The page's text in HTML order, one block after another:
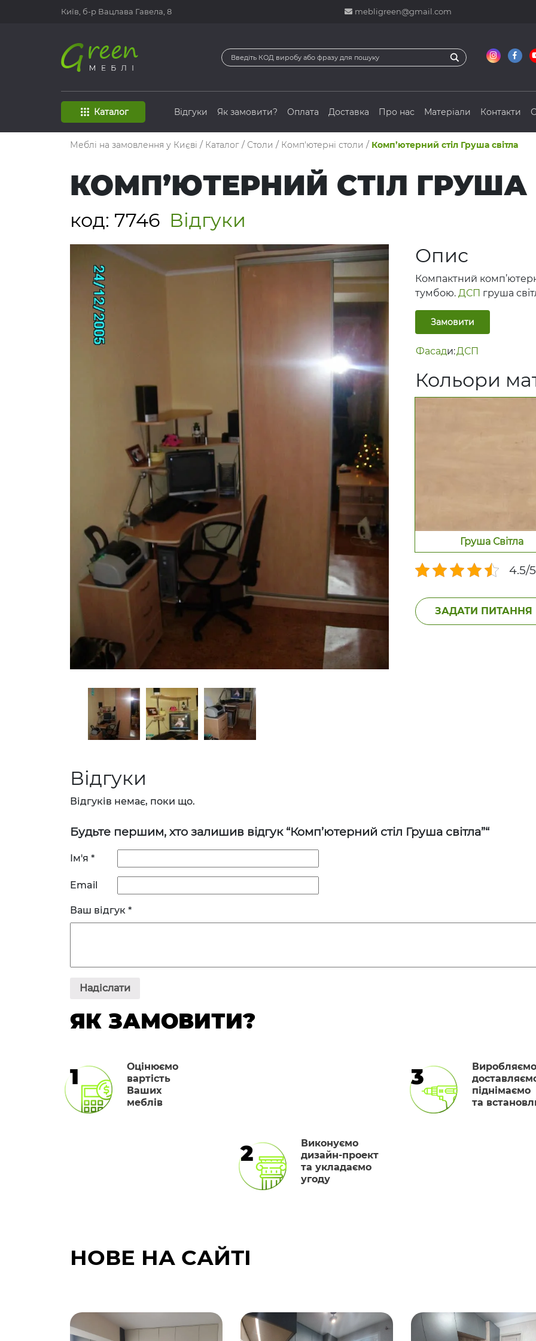
Київ, б-р Вацлава Гавела, 8 mebligreen@gmail.com
Каталог Відгуки Як замовити? Оплата Доставка Про нас Матеріали Контакти
Меблі на замовлення у Києві / Каталог / Столи / Комп'ютерні столи / Комп’ютерний стіл Груша світла
КОМП’ЮТЕРНИЙ СТІЛ ГРУША
код: 7746 Відгуки
Опис
Компактний
тумбою. ДСП груша
Замовити
Фасади:ДСП
Кольори
Груша Світла
4.5/5
ЗАДАТИ ПИТАННЯ
Відгуки
Відгуків немає, поки що.
Будьте першим, хто залишив відгук “Комп’ютерний стіл Груша світла”“
Ім'я *
Email
Ваш відгук *
ЯК ЗАМОВИТИ?
1
Оцінюємо
вартість
Ваших
меблів
3
піднімаємо
та
2
Виконуємо
дизайн-проект
та укладаємо
угоду
НОВЕ НА САЙТІ